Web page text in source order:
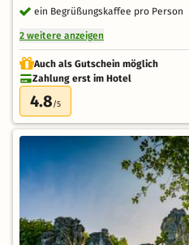
ein Begrüßungskaffee pro Person
2 weitere anzeigen
Auch als Gutschein möglich
Zahlung erst im Hotel
4.8/5